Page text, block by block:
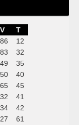
V
T
86
12
83
32
49
35
50
40
65
45
32
41
34
42
27
61